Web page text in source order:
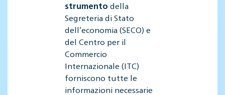
strumento della
Segreteria di Stato
dell’economia (SECO) e
del Centro per il
Commercio
Internazionale (ITC)
forniscono tutte le
informazioni necessarie